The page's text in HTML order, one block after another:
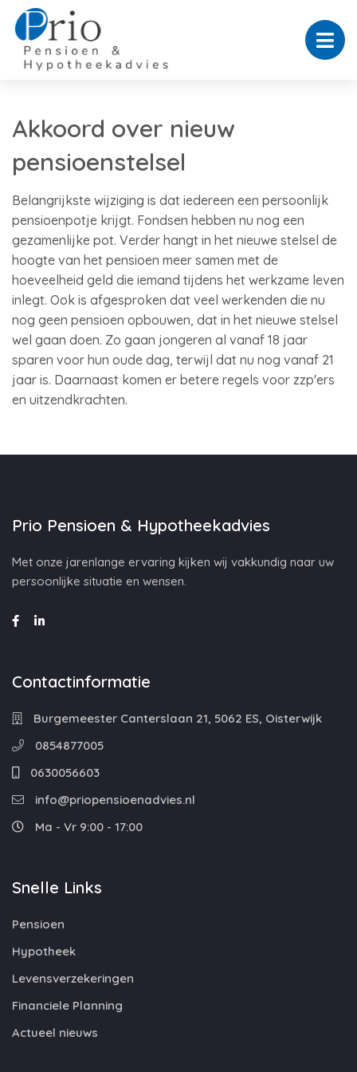
Akkoord over nieuw
pensioenstelsel
Belangrijkste wijziging is dat iedereen een persoonlijk
pensioenpotje krijgt. Fondsen hebben nu nog een
gezamenlijke pot. Verder hangt in het nieuwe stelsel de
hoogte van het pensioen meer samen met de
hoeveelheid geld die iemand tijdens het werkzame leven
inlegt. Ook is afgesproken dat veel werkenden die nu
nog geen pensioen opbouwen, dat in het nieuwe stelsel
wel gaan doen. Zo gaan jongeren al vanaf 18 jaar
sparen voor hun oude dag, terwijl dat nu nog vanaf 21
jaar is. Daarnaast komen er betere regels voor zzp'ers
en uitzendkrachten.
Prio Pensioen & Hypotheekadvies
Met onze jarenlange ervaring kijken wij vakkundig naar uw
persoonlijke situatie en wensen.
Contactinformatie
Burgemeester Canterslaan 21, 5062 ES, Oisterwijk
0854877005
0630056603
info@priopensioenadvies.nl
Ma - Vr 9:00 - 17:00
Snelle Links
Pensioen
Hypotheek
Levensverzekeringen
Financiele Planning
Actueel nieuws